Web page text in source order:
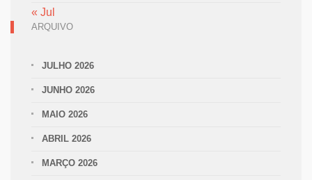
« Jul
ARQUIVO
JULHO 2026
JUNHO 2026
MAIO 2026
ABRIL 2026
MARÇO 2026